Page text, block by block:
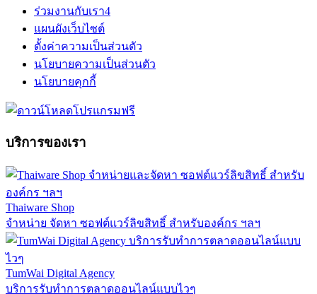
ร่วมงานกับเรา4
แผนผังเว็บไซต์
ตั้งค่าความเป็นส่วนตัว
นโยบายความเป็นส่วนตัว
นโยบายคุกกี้
บริการของเรา
Thaiware Shop
จำหน่าย จัดหา ซอฟต์แวร์ลิขสิทธิ์ สำหรับองค์กร ฯลฯ
TumWai Digital Agency
บริการรับทำการตลาดออนไลน์แบบไวๆ